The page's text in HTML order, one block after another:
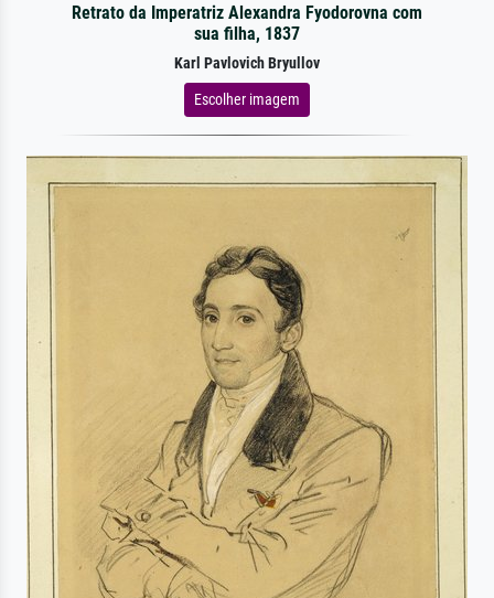
Retrato da Imperatriz Alexandra Fyodorovna com
sua filha, 1837
Karl Pavlovich Bryullov
Escolher imagem